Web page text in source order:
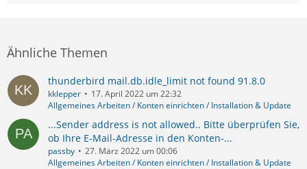
Ähnliche Themen
thunderbird mail.db.idle_limit not found 91.8.0
kklepper
17. April 2022 um 22:32
Allgemeines Arbeiten / Konten einrichten / Installation & Update
...Sender address is not allowed.. Bitte überprüfen Sie,
ob Ihre E-Mail-Adresse in den Konten-...
passby
27. März 2022 um 00:06
Allgemeines Arbeiten / Konten einrichten / Installation & Update